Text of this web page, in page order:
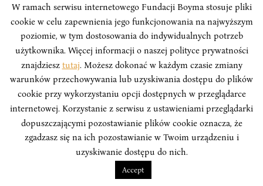
Stay Connected, Visit our Social Media Pages:
Boym Institute. All right reserved.
Polityka Prywatności Serwisu
Polityka Prywatności Fundacji
design Beata Świerczyńska , development Alan Głodek
W ramach serwisu internetowego Fundacji Boyma stosuje pliki
cookie w celu zapewnienia jego funkcjonowania na najwyższym
poziomie, w tym dostosowania do indywidualnych potrzeb
użytkownika. Więcej informacji o naszej polityce prywatności
znajdziesz tutaj. Możesz dokonać w każdym czasie zmiany
warunków przechowywania lub uzyskiwania dostępu do plików
cookie przy wykorzystaniu opcji dostępnych w przeglądarce
internetowej. Korzystanie z serwisu z ustawieniami przeglądarki
dopuszczającymi pozostawianie plików cookie oznacza, że
zgadzasz się na ich pozostawianie w Twoim urządzeniu i
uzyskiwanie dostępu do nich.
Accept